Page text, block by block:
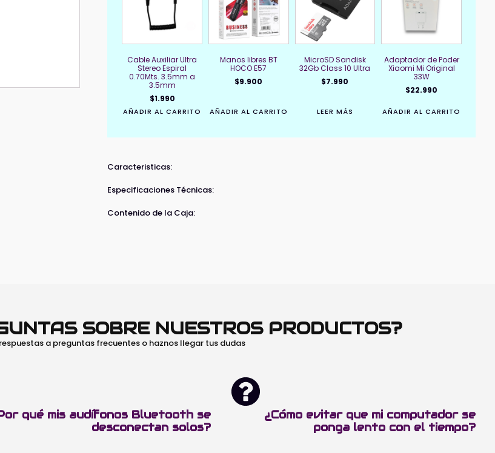
Cable Auxiliar Ultra
Stereo Espiral
0.70Mts. 3.5mm a
3.5mm
$1.990
AÑADIR AL CARRITO
Manos libres BT
HOCO E57
$9.900
AÑADIR AL CARRITO
MicroSD Sandisk
32Gb Class 10 Ultra
$7.990
LEER MÁS
Adaptador de Poder
Xiaomi Mi Original
33W
$22.990
AÑADIR AL CARRITO
Caracteristicas:
Especificaciones Técnicas:
Contenido de la Caja:
SOBRE NUESTROS PRODUCTOS?
a preguntas frecuentes o haznos llegar tus dudas
qué mis audífonos Bluetooth se
desconectan solos?
¿Cómo evitar que mi computador se
ponga lento con el tiempo?